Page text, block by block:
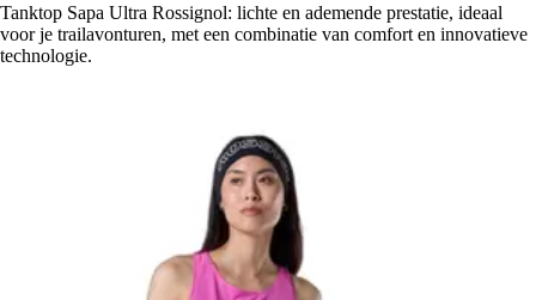
Tanktop Sapa Ultra Rossignol: lichte en ademende prestatie, ideaal
voor je trailavonturen, met een combinatie van comfort en innovatieve
technologie.